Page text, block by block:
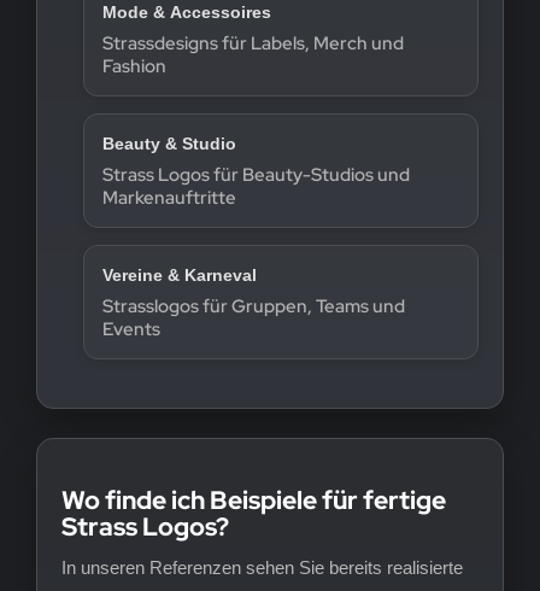
Mode & Accessoires
Strassdesigns für Labels, Merch und
Fashion
Beauty & Studio
Strass Logos für Beauty-Studios und
Markenauftritte
Vereine & Karneval
Strasslogos für Gruppen, Teams und
Events
Wo finde ich Beispiele für fertige
Strass Logos?
In unseren Referenzen sehen Sie bereits realisierte